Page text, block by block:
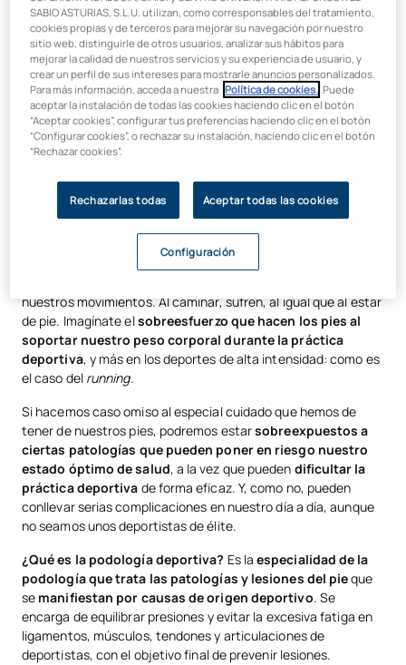
forman para serprofesionales podólogos, tras la obtención
del título también puedenespecializarseen una área
concreta para poder ejercer la profesión en cualquierclínica o
centro sanitario.
De entre lasespecialidadesdepodología, hoy nos centramos
en lapodología deportiva, una especialidad cada vez más
en auge ante el considerable aumento de personas que han
incorporado a su día a día la
profesionalmente a una modalidad deportiva.
cualquier persona, sea de la edad que sea. Los pies soportan
el peso de todo el cuerpo y sufren más de la cuenta debido a
nuestros movimientos. Al caminar, sufren, al igual que al estar
de pie. Imagínate elsobreesfuerzo que hacen los pies al
soportar nuestro peso corporal durante la práctica
deportiva, y más en los deportes de alta intensidad: como es
el caso del running.
Si hacemos caso omiso al especial cuidado que hemos de
tener de nuestros pies, podremos estarsobreexpuestos a
ciertas patologías que pueden poner en riesgo nuestro
estado óptimo de salud, a la vez que pueden dificultar la
práctica deportiva de forma eficaz. Y, como no, pueden
conllevar serias complicaciones en nuestro día a día, aunque
no seamos unos deportistas de élite.
¿Qué es la podología deportiva? Es laespecialidad de la
podología que trata las patologías y lesiones del pieque
se manifiestan por causas de origen deportivo. Se
encarga de equilibrar presiones y evitar la excesiva fatiga en
ligamentos, músculos, tendones y articulaciones de
deportistas, con el objetivo final de prevenir lesiones.
SABIO ASTURIAS, S.L.U. utilizan, como corresponsables del tratamiento,
cookies propias y de terceros para mejorar su navegación por nuestro
sitio web, distinguirle de otros usuarios, analizar sus hábitos para
mejorar la calidad de nuestros servicios y su experiencia de usuario, y
crear un perfil de sus intereses para mostrarle anuncios personalizados.
Para más información, acceda a nuestra Política de cookies. . Puede
aceptar la instalación de todas las cookies haciendo clic en el botón
“Aceptar cookies”, configurar tus preferencias haciendo clic en el botón
“Configurar cookies”, o rechazar su instalación, haciendo clic en el botón
“Rechazar cookies”.
Rechazarlas todas Aceptar todas las cookies
Configuración